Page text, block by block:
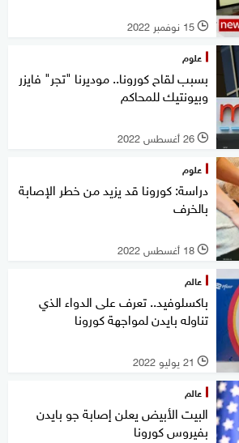
l 15 نوفمبر 2022
علوم
بسبب لقاح كورونا.. موديرنا "تجر" فايزر
وبيونتيك للمحاكم
l 26 أغسطس 2022
علوم
دراسة: كورونا قد يزيد من خطر الإصابة
بالخرف
l 18 أغسطس 2022
عالم
باكسلوفيد.. تعرف على الدواء الذي
تناوله بايدن لمواجهة كورونا
l 21 يوليو 2022
عالم
البيت الأبيض يعلن إصابة جو بايدن
بفيروس كورونا